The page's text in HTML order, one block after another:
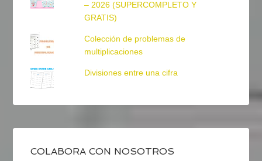
– 2026 (SUPERCOMPLETO Y
GRATIS)
Colección de problemas de
multiplicaciones
Divisiones entre una cifra
COLABORA CON NOSOTROS